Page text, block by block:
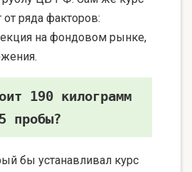
от ряда факторов:
на фондовом рынке,
190 килограмм
пробы?
бы устанавливал курс